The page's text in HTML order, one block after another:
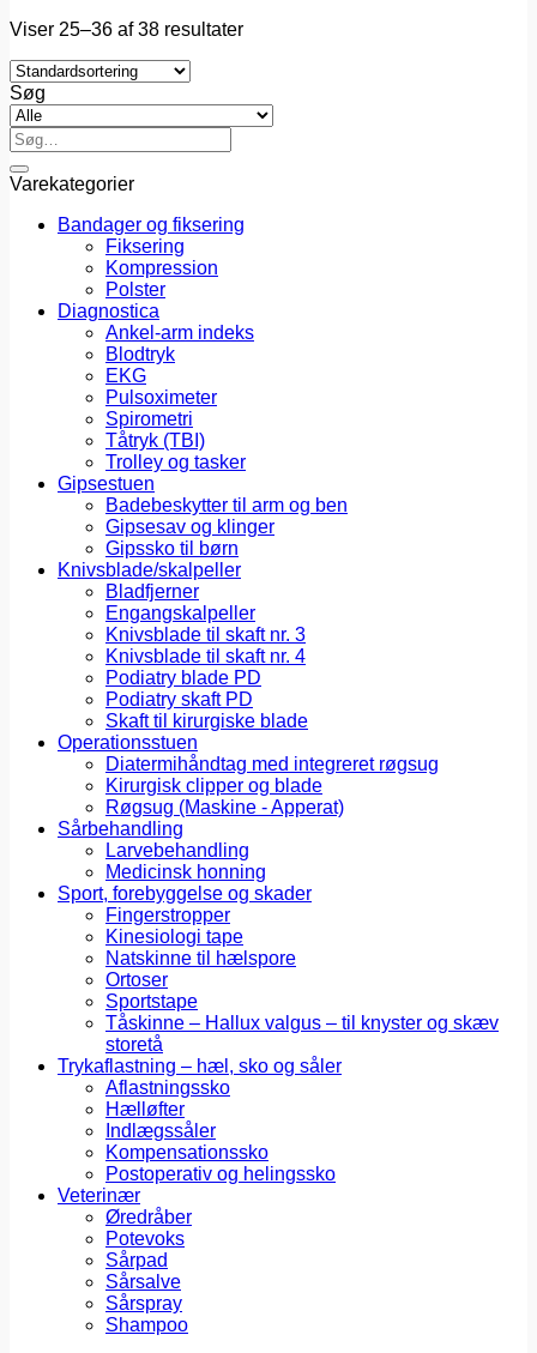
Viser 25–36 af 38 resultater
Søg
Søg
efter:
Varekategorier
Bandager og fiksering
Fiksering
Kompression
Polster
Diagnostica
Ankel-arm indeks
Blodtryk
EKG
Pulsoximeter
Spirometri
Tåtryk (TBI)
Trolley og tasker
Gipsestuen
Badebeskytter til arm og ben
Gipsesav og klinger
Gipssko til børn
Knivsblade/skalpeller
Bladfjerner
Engangskalpeller
Knivsblade til skaft nr. 3
Knivsblade til skaft nr. 4
Podiatry blade PD
Podiatry skaft PD
Skaft til kirurgiske blade
Operationsstuen
Diatermihåndtag med integreret røgsug
Kirurgisk clipper og blade
Røgsug (Maskine - Apperat)
Sårbehandling
Larvebehandling
Medicinsk honning
Sport, forebyggelse og skader
Fingerstropper
Kinesiologi tape
Natskinne til hælspore
Ortoser
Sportstape
Tåskinne – Hallux valgus – til knyster og skæv
storetå
Trykaflastning – hæl, sko og såler
Aflastningssko
Hælløfter
Indlægssåler
Kompensationssko
Postoperativ og helingssko
Veterinær
Øredråber
Potevoks
Sårpad
Sårsalve
Sårspray
Shampoo